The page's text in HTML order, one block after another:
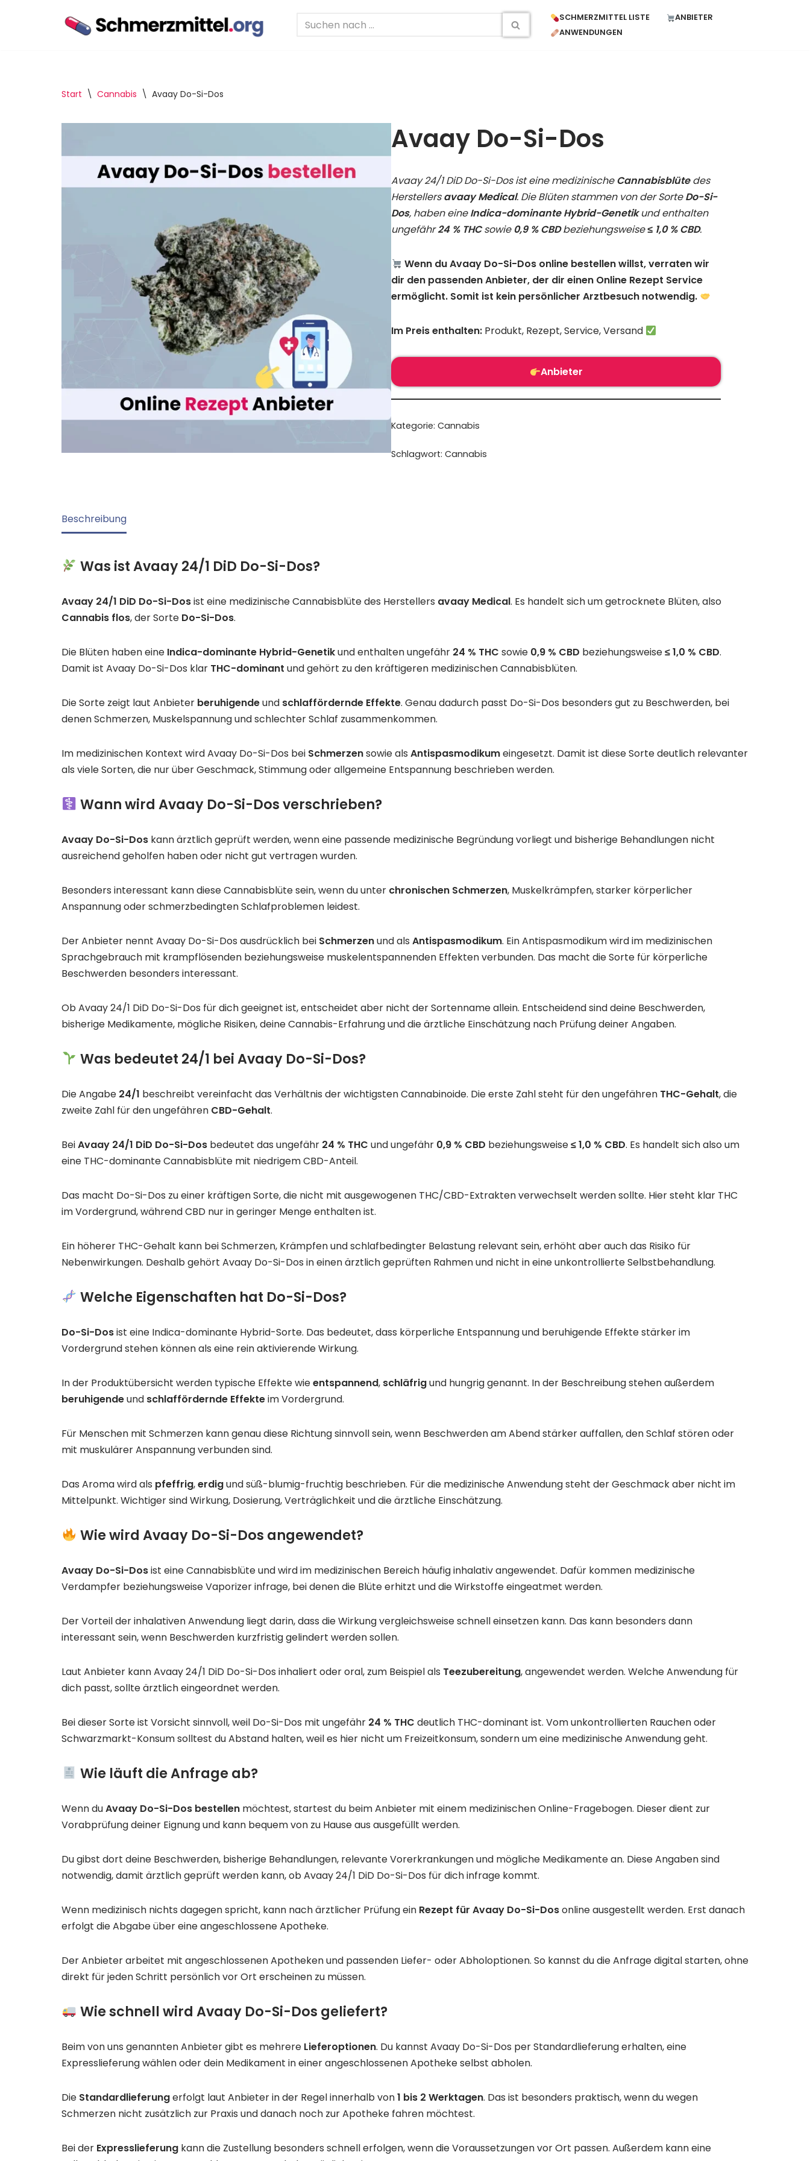
SCHMERZMITTEL LISTE
ANBIETER
ANWENDUNGEN
Start \ Cannabis \ Avaay Do-Si-Dos
Avaay Do-Si-Dos
Avaay 24/1 DiD Do-Si-Dos ist eine medizinischeCannabisblütedes
Herstellersavaay Medical. Die Blüten stammen von der SorteDo-Si-
Dos, haben eineIndica-dominante Hybrid-Genetikund enthalten
ungefähr24 % THCsowie 0,9 % CBDbeziehungsweise≤ 1,0 % CBD.
Wenn du Avaay Do-Si-Dos online bestellen willst, verraten wir
dir den passenden Anbieter, der dir einen Online Rezept Service
ermöglicht. Somit ist kein persönlicher Arztbesuch notwendig.
Im Preis enthalten: Produkt, Rezept, Service, Versand
Anbieter
Kategorie:Cannabis
Schlagwort:Cannabis
Beschreibung
Was ist Avaay 24/1 DiD Do-Si-Dos?
Avaay 24/1 DiD Do-Si-Dosist eine medizinische Cannabisblüte des Herstellers avaay Medical. Es handelt sich um getrocknete Blüten, also
Cannabis flos, der Sorte Do-Si-Dos.
Die Blüten haben eine Indica-dominante Hybrid-Genetikund enthalten ungefähr 24 % THC sowie 0,9 % CBD beziehungsweise≤ 1,0 % CBD.
Damit ist Avaay Do-Si-Dos klar THC-dominant und gehört zu den kräftigeren medizinischen Cannabisblüten.
Die Sorte zeigt laut Anbieter beruhigendeund schlaffördernde Effekte. Genau dadurch passt Do-Si-Dos besonders gut zu Beschwerden, bei
denen Schmerzen, Muskelspannung und schlechter Schlaf zusammenkommen.
Im medizinischen Kontext wird Avaay Do-Si-Dos bei Schmerzensowie als Antispasmodikumeingesetzt. Damit ist diese Sorte deutlich relevanter
als viele Sorten, die nur über Geschmack, Stimmung oder allgemeine Entspannung beschrieben werden.
Wann wird Avaay Do-Si-Dos verschrieben?
Avaay Do-Si-Dos kann ärztlich geprüft werden, wenn eine passende medizinische Begründung vorliegt und bisherige Behandlungen nicht
ausreichend geholfen haben oder nicht gut vertragen wurden.
Besonders interessant kann diese Cannabisblüte sein, wenn du unter chronischen Schmerzen, Muskelkrämpfen, starker körperlicher
Anspannung oder schmerzbedingten Schlafproblemen leidest.
Der Anbieter nennt Avaay Do-Si-Dos ausdrücklich bei Schmerzenund als Antispasmodikum. Ein Antispasmodikum wird im medizinischen
Sprachgebrauch mit krampflösenden beziehungsweise muskelentspannenden Effekten verbunden. Das macht die Sorte für körperliche
Beschwerden besonders interessant.
Ob Avaay 24/1 DiD Do-Si-Dos für dich geeignet ist, entscheidet aber nicht der Sortenname allein. Entscheidend sind deine Beschwerden,
bisherige Medikamente, mögliche Risiken, deine Cannabis-Erfahrung und die ärztliche Einschätzung nach Prüfung deiner Angaben.
Was bedeutet 24/1 bei Avaay Do-Si-Dos?
Die Angabe 24/1 beschreibt vereinfacht das Verhältnis der wichtigsten Cannabinoide. Die erste Zahl steht für den ungefähren THC-Gehalt, die
zweite Zahl für den ungefähren CBD-Gehalt.
BeiAvaay 24/1 DiD Do-Si-Dos bedeutet das ungefähr 24 % THC und ungefähr 0,9 % CBD beziehungsweise≤ 1,0 % CBD. Es handelt sich also um
eine THC-dominante Cannabisblüte mit niedrigem CBD-Anteil.
Das macht Do-Si-Dos zu einer kräftigen Sorte, die nicht mit ausgewogenen THC/CBD-Extrakten verwechselt werden sollte. Hier steht klar THC
im Vordergrund, während CBD nur in geringer Menge enthalten ist.
Ein höherer THC-Gehalt kann bei Schmerzen, Krämpfen und schlafbedingter Belastung relevant sein, erhöht aber auch das Risiko für
Nebenwirkungen. Deshalb gehört Avaay Do-Si-Dos in einen ärztlich geprüften Rahmen und nicht in eine unkontrollierte Selbstbehandlung.
Welche Eigenschaften hat Do-Si-Dos?
Do-Si-Dosist eine Indica-dominante Hybrid-Sorte. Das bedeutet, dass körperliche Entspannung und beruhigende Effekte stärker im
Vordergrund stehen können als eine rein aktivierende Wirkung.
In der Produktübersicht werden typische Effekte wieentspannend, schläfrigund hungrig genannt. In der Beschreibung stehen außerdem
beruhigendeund schlaffördernde Effekteim Vordergrund.
Für Menschen mit Schmerzen kann genau diese Richtung sinnvoll sein, wenn Beschwerden am Abend stärker auffallen, den Schlaf stören oder
mit muskulärer Anspannung verbunden sind.
Das Aroma wird als pfeffrig,erdigund süß-blumig-fruchtig beschrieben. Für die medizinische Anwendung steht der Geschmack aber nicht im
Mittelpunkt. Wichtiger sind Wirkung, Dosierung, Verträglichkeit und die ärztliche Einschätzung.
Wie wird Avaay Do-Si-Dos angewendet?
Avaay Do-Si-Dosist eine Cannabisblüte und wird im medizinischen Bereich häufig inhalativ angewendet. Dafür kommen medizinische
Verdampfer beziehungsweise Vaporizer infrage, bei denen die Blüte erhitzt und die Wirkstoffe eingeatmet werden.
Der Vorteil der inhalativen Anwendung liegt darin, dass die Wirkung vergleichsweise schnell einsetzen kann. Das kann besonders dann
interessant sein, wenn Beschwerden kurzfristig gelindert werden sollen.
Laut Anbieter kann Avaay 24/1 DiD Do-Si-Dos inhaliert oder oral, zum Beispiel als Teezubereitung, angewendet werden. Welche Anwendung für
dich passt, sollte ärztlich eingeordnet werden.
Bei dieser Sorte ist Vorsicht sinnvoll, weil Do-Si-Dos mit ungefähr 24 % THC deutlich THC-dominant ist. Vom unkontrollierten Rauchen oder
Schwarzmarkt-Konsum solltest du Abstand halten, weil es hier nicht um Freizeitkonsum, sondern um eine medizinische Anwendung geht.
Wie läuft die Anfrage ab?
Wenn duAvaay Do-Si-Dos bestellen möchtest, startest du beim Anbieter mit einem medizinischen Online-Fragebogen. Dieser dient zur
Vorabprüfung deiner Eignung und kann bequem von zu Hause aus ausgefüllt werden.
Du gibst dort deine Beschwerden, bisherige Behandlungen, relevante Vorerkrankungen und mögliche Medikamente an. Diese Angaben sind
notwendig, damit ärztlich geprüft werden kann, ob Avaay 24/1 DiD Do-Si-Dos für dich infrage kommt.
Wenn medizinisch nichts dagegen spricht, kann nach ärztlicher Prüfung ein Rezept für Avaay Do-Si-Dosonline ausgestellt werden. Erst danach
erfolgt die Abgabe über eine angeschlossene Apotheke.
Der Anbieter arbeitet mit angeschlossenen Apotheken und passenden Liefer- oder Abholoptionen. So kannst du die Anfrage digital starten, ohne
direkt für jeden Schritt persönlich vor Ort erscheinen zu müssen.
Wie schnell wird Avaay Do-Si-Dos geliefert?
Beim von uns genannten Anbieter gibt es mehrere Lieferoptionen. Du kannst Avaay Do-Si-Dos per Standardlieferung erhalten, eine
Expresslieferung wählen oder dein Medikament in einer angeschlossenen Apotheke selbst abholen.
Die Standardlieferungerfolgt laut Anbieter in der Regel innerhalb von1 bis 2 Werktagen. Das ist besonders praktisch, wenn du wegen
Schmerzen nicht zusätzlich zur Praxis und danach noch zur Apotheke fahren möchtest.
Bei der Expresslieferung kann die Zustellung besonders schnell erfolgen, wenn die Voraussetzungen vor Ort passen. Außerdem kann eine